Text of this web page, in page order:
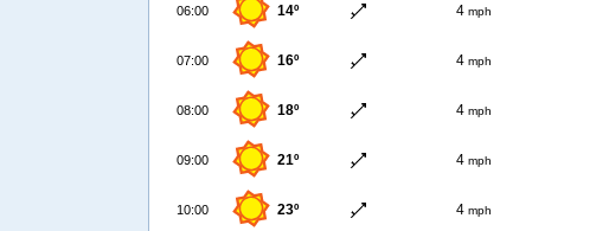
06:00 14º 4 mph
07:00 16º 4 mph
08:00 18º 4 mph
09:00 21º 4 mph
10:00 23º 4 mph